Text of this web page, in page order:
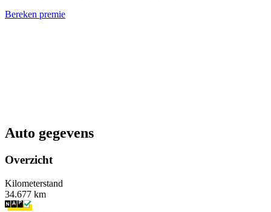
Bereken premie
Auto gegevens
Overzicht
Kilometerstand
34.677 km